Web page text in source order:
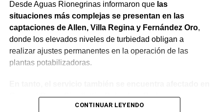
Desde Aguas Rionegrinas informaron que las
situaciones más complejas se presentan en las
captaciones de Allen, Villa Regina y Fernández Oro,
donde los elevados niveles de turbiedad obligan a
realizar ajustes permanentes en la operación de las
plantas potabilizadoras.
General Roca, Cipolletti y Balsa Las Perlas,
localidades donde podrían registrarse bajas de
CONTINUAR LEYENDO